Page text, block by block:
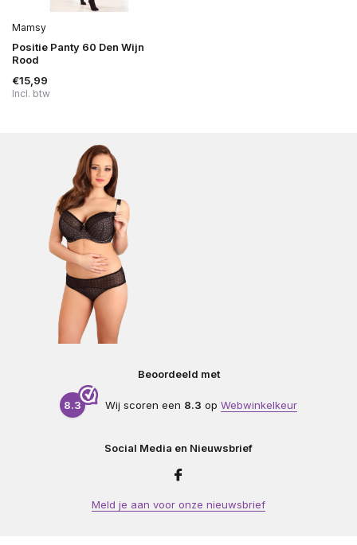
Mamsy
Positie Panty 60 Den Wijn
Rood
€15,99
Incl. btw
Beoordeeld met
8.3 Wij scoren een 8.3 op Webwinkelkeur
Social Media en Nieuwsbrief
Meld je aan voor onze nieuwsbrief